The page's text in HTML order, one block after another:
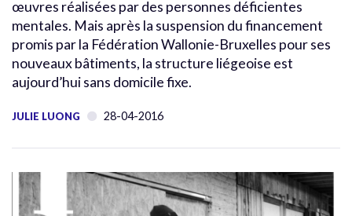
œuvres réalisées par des personnes déficientes
mentales. Mais après la suspension du financement
promis par la Fédération Wallonie-Bruxelles pour ses
nouveaux bâtiments, la structure liégeoise est
aujourd’hui sans domicile fixe.
JULIE LUONG 28-04-2016